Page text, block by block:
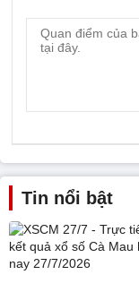
Tin nổi bật